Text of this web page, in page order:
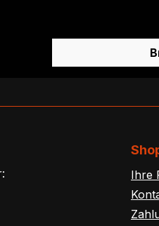
Ihre